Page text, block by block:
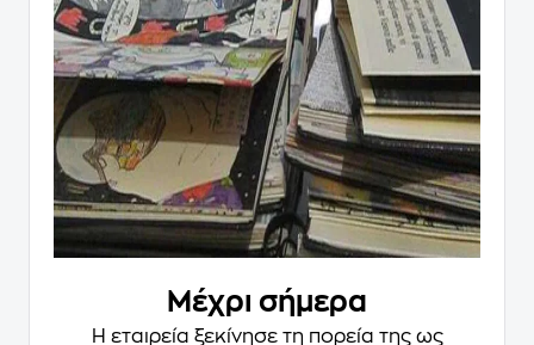
Μέχρι σήμερα
Η εταιρεία ξεκίνησε τη πορεία της ως